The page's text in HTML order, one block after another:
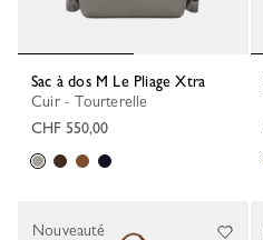
Sac à dos M Le Pliage Xtra
Cuir - Tourterelle
CHF 550,00
Nouveauté